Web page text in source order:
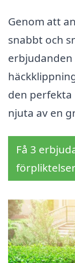
Genom att
snabbt och
den perfekta
njuta av en
Få 3